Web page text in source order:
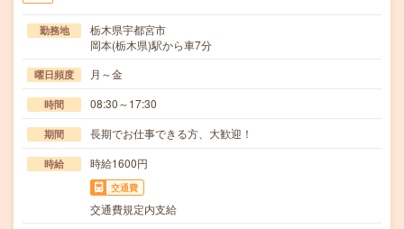
勤務地
栃木県宇都宮市
岡本(栃木県)駅から車7分
曜日頻度 月～金
時間 08:30～17:30
期間 長期でお仕事できる方、大歓迎！
時給 時給1600円
交通費
交通費規定内支給